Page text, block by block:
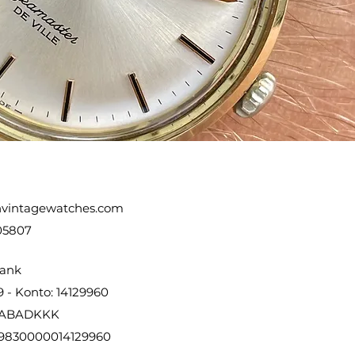
- Konto: 14129960